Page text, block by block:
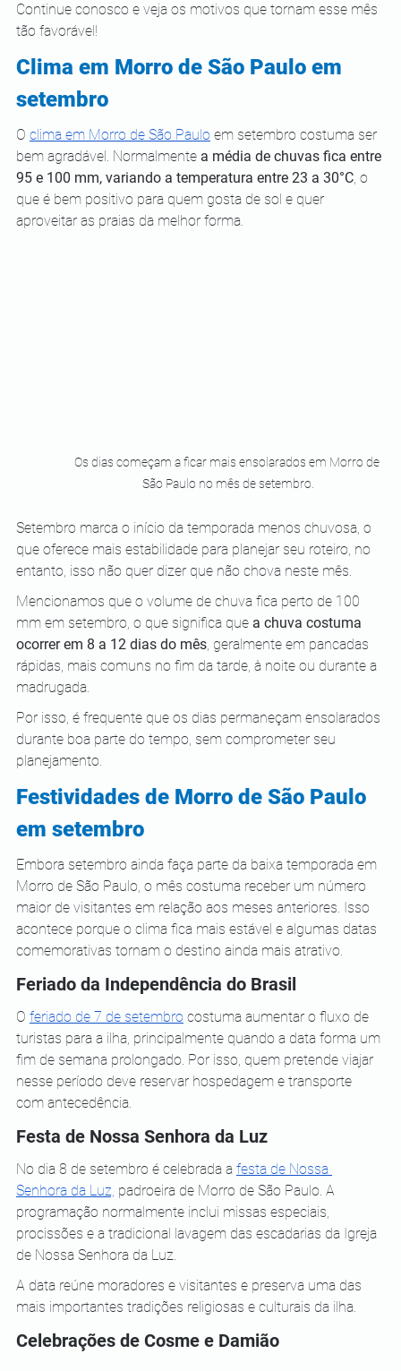
Continue conosco e veja os motivos que tornam esse mês
tão favorável!
Clima em Morro de São Paulo em
setembro
O clima em Morro de São Paulo em setembro costuma ser
bem agradável. Normalmente a média de chuvas fica entre
95 e 100 mm, variando a temperatura entre 23 a 30°C, o
que é bem positivo para quem gosta de sol e quer
aproveitar as praias da melhor forma.
Os dias começam a ficar mais ensolarados em Morro de
São Paulo no mês de setembro.
Setembro marca o início da temporada menos chuvosa, o
que oferece mais estabilidade para planejar seu roteiro, no
entanto, isso não quer dizer que não chova neste mês.
Mencionamos que o volume de chuva fica perto de 100
mm em setembro, o que significa que a chuva costuma
ocorrer em 8 a 12 dias do mês, geralmente em pancadas
rápidas, mais comuns no fim da tarde, à noite ou durante a
madrugada.
Por isso, é frequente que os dias permaneçam ensolarados
durante boa parte do tempo, sem comprometer seu
planejamento.
Festividades de Morro de São Paulo
em setembro
Embora setembro ainda faça parte da baixa temporada em
Morro de São Paulo, o mês costuma receber um número
maior de visitantes em relação aos meses anteriores. Isso
acontece porque o clima fica mais estável e algumas datas
comemorativas tornam o destino ainda mais atrativo.
Feriado da Independência do Brasil
O feriado de 7 de setembro costuma aumentar o fluxo de
turistas para a ilha, principalmente quando a data forma um
fim de semana prolongado. Por isso, quem pretende viajar
nesse período deve reservar hospedagem e transporte
com antecedência.
Festa de Nossa Senhora da Luz
No dia 8 de setembro é celebrada a festa de Nossa
Senhora da Luz, padroeira de Morro de São Paulo. A
programação normalmente inclui missas especiais,
procissões e a tradicional lavagem das escadarias da Igreja
de Nossa Senhora da Luz.
A data reúne moradores e visitantes e preserva uma das
mais importantes tradições religiosas e culturais da ilha.
Celebrações de Cosme e Damião